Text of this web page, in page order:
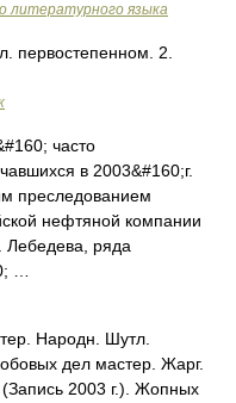
литературного языка
первостепенном. 2.
часто
в 2003&#160;г.
преследованием
нефтяной компании
ряда
…
Народн. Шутл.
дел мастер. Жарг.
2003 г.). Жопных